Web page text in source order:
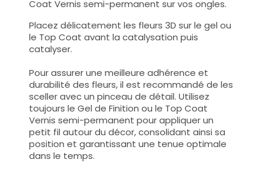
Coat Vernis semi-permanent sur vos ongles.
Placez délicatement les fleurs 3D sur le gel ou
le Top Coat avant la catalysation puis
catalyser.
Pour assurer une meilleure adhérence et
durabilité des fleurs, il est recommandé de les
sceller avec un pinceau de détail. Utilisez
toujours le Gel de Finition ou le Top Coat
Vernis semi-permanent pour appliquer un
petit fil autour du décor, consolidant ainsi sa
position et garantissant une tenue optimale
dans le temps.